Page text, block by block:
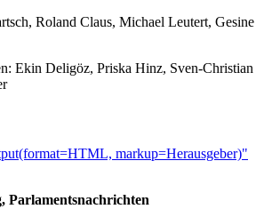
Roland Claus, Michael Leutert, Gesine
Ekin Deligöz, Priska Hinz, Sven-Christian
markup=Herausgeber)"
Parlamentsnachrichten